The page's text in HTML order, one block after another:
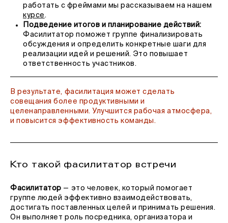
работать с фреймами мы рассказываем на нашем
курсе.
Подведение итогов и планирование действий:
Фасилитатор поможет группе финализировать
обсуждения и определить конкретные шаги для
реализации идей и решений. Это повышает
ответственность участников.
В результате, фасилитация может сделать
совещания более продуктивными и
целенаправленными. Улучшится рабочая атмосфера,
и повысится эффективность команды.
Кто такой фасилитатор встречи
Фасилитатор — это человек, который помогает
группе людей эффективно взаимодействовать,
достигать поставленных целей и принимать решения.
Он выполняет роль посредника, организатора и